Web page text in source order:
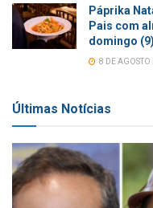
Páprika
Pais com
domingo (9)
8 DE
Últimas Notícias